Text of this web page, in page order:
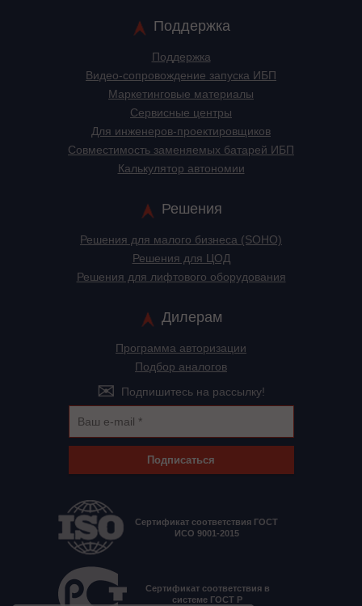
Поддержка
Поддержка
Видео-сопровождение запуска ИБП
Маркетинговые материалы
Сервисные центры
Для инженеров-проектировщиков
Cовместимость заменяемых батарей ИБП
Калькулятор автономии
Решения
Решения для малого бизнеса (SOHO)
Решения для ЦОД
Решения для лифтового оборудования
Дилерам
Программа авторизации
Подбор аналогов
Подпишитесь на рассылку!
Подписаться
Сертификат соответствия ГОСТ
ИСО 9001-2015
Сертификат соответствия в
системе ГОСТ Р